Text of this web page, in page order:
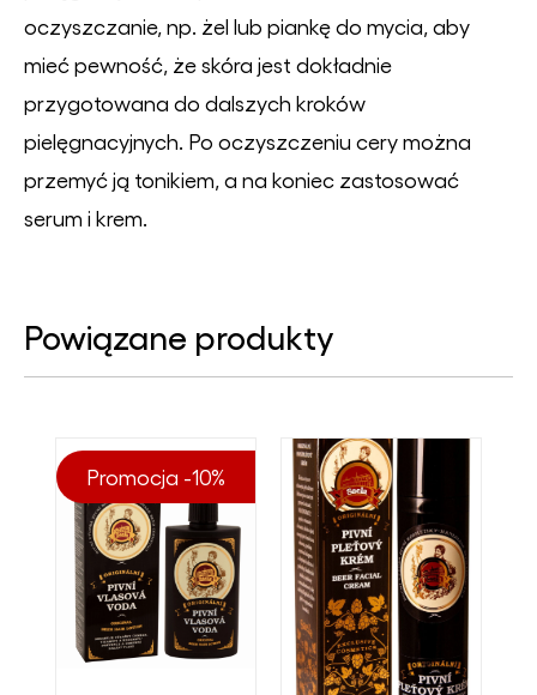
oczyszczanie, np. żel lub piankę do mycia, aby
mieć pewność, że skóra jest dokładnie
przygotowana do dalszych kroków
pielęgnacyjnych. Po oczyszczeniu cery można
przemyć ją tonikiem, a na koniec zastosować
serum i krem.
Powiązane produkty
Promocja -10%